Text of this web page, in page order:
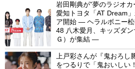
岩田剛典が”夢のラジオカ
愛知トヨタ「AT Dream
ア開始 ― ヘラルボニー
48 八木愛月、キッズダ
Ｇ）が集結 ―
上戸彩さんが『鬼おろし
をつるりで「鬼おいしい